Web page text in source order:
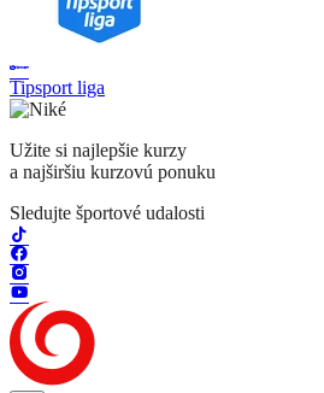
Tipsport liga
Užite si najlepšie kurzy
a najširšiu kurzovú ponuku
Sledujte športové udalosti